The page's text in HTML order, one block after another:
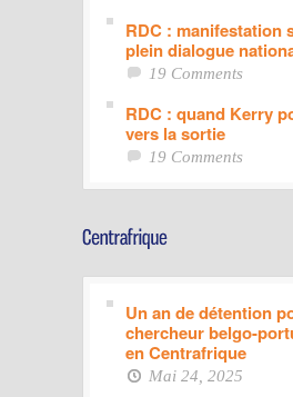
RDC : manifestation
plein dialogue
19 Comments
RDC : quand Kerry
vers la sortie
19 Comments
Un an de détention
chercheur belgo-
en Centrafrique
Mai 24, 2025